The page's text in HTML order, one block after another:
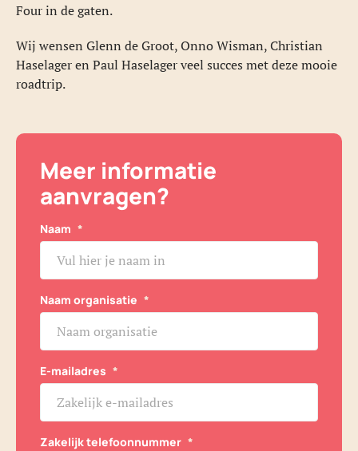
Four in de gaten.
Wij wensen Glenn de Groot, Onno Wisman, Christian
Haselager en Paul Haselager veel succes met deze mooie
roadtrip.
Meer informatie
aanvragen?
Naam *
Naam organisatie *
E-mailadres *
Zakelijk telefoonnummer *